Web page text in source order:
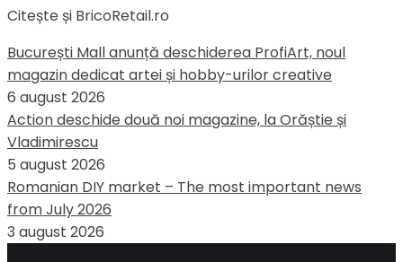
Citește și BricoRetail.ro
București Mall anunță deschiderea ProfiArt, noul
magazin dedicat artei și hobby-urilor creative
6 august 2026
Action deschide două noi magazine, la Orăștie și
Vladimirescu
5 august 2026
Romanian DIY market – The most important news
from July 2026
3 august 2026